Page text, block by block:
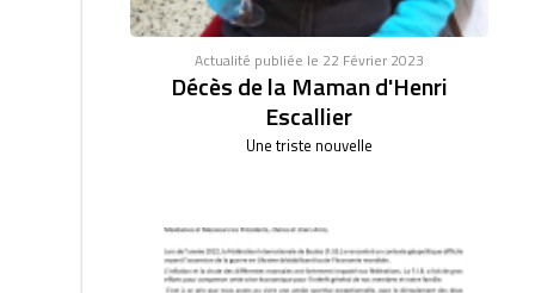
Actualité publiée le 22 Février 2023
Décès de la Maman d'Henri
Escallier
Une triste nouvelle